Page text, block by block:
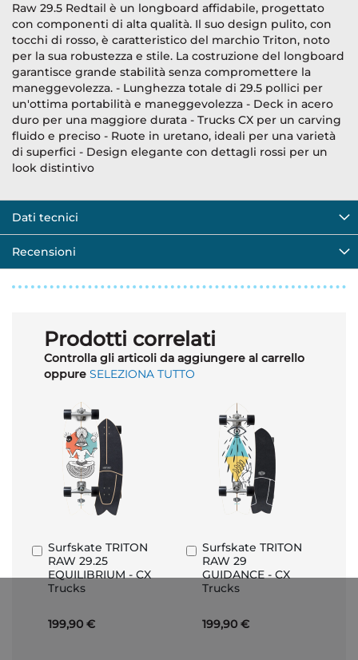
Raw 29.5 Redtail è un longboard affidabile, progettato
con componenti di alta qualità. Il suo design pulito, con
tocchi di rosso, è caratteristico del marchio Triton, noto
per la sua robustezza e stile. La costruzione del longboard
garantisce grande stabilità senza compromettere la
maneggevolezza. - Lunghezza totale di 29.5 pollici per
un'ottima portabilità e maneggevolezza - Deck in acero
duro per una maggiore durata - Trucks CX per un carving
fluido e preciso - Ruote in uretano, ideali per una varietà
di superfici - Design elegante con dettagli rossi per un
look distintivo
Dati tecnici
Recensioni
Prodotti correlati
Controlla gli articoli da aggiungere al carrello
oppure SELEZIONA TUTTO
Surfskate TRITON
RAW 29.25
EQUILIBRIUM - CX
Trucks
199,90 €
Aggiungi
al
Carrello
Surfskate TRITON
RAW 29
GUIDANCE - CX
Trucks
199,90 €
Aggiungi
al
Carrello